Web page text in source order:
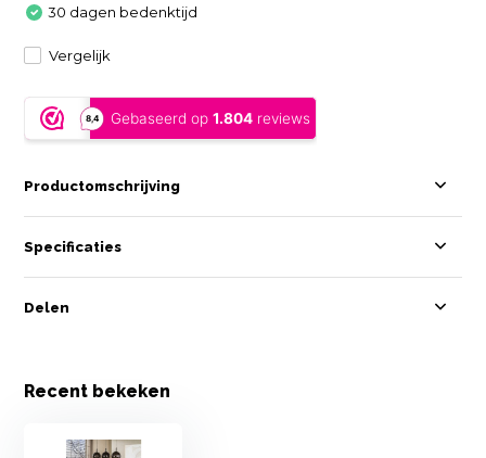
30 dagen bedenktijd
Vergelijk
Productomschrijving
Specificaties
Delen
Recent bekeken